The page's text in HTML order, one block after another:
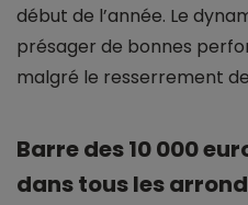
début de l’année. Le
présager de bonnes
malgré le resserrement
Barre des 10 000
dans tous les